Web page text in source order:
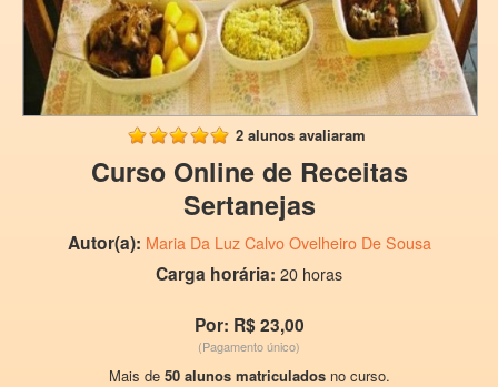
2 alunos avaliaram
Curso Online de Receitas
Sertanejas
Autor(a): Maria Da Luz Calvo Ovelheiro De Sousa
Carga horária: 20 horas
Por: R$ 23,00
(Pagamento único)
Mais de 50 alunos matriculadosno curso.